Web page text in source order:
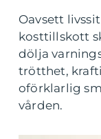
Oavsett
kosttillskott
dölja
trötthet,
oförklarlig
vården.